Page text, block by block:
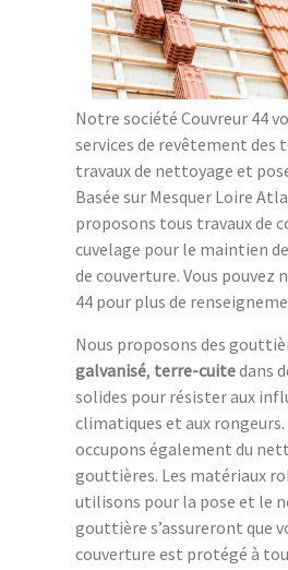
Notre société Couvreur 44
services de revêtement des
travaux de nettoyage et
Basée sur Mesquer Loire
proposons tous travaux de
cuvelage pour le maintien
de couverture. Vous pouvez
44 pour plus de
Nous proposons des
galvanisé, terre-cuitedans
solides pour résister aux
climatiques et aux rongeurs.
occupons également du
gouttières. Les matériaux
utilisons pour la pose et le
gouttière s’assureront que
couverture est protégé à